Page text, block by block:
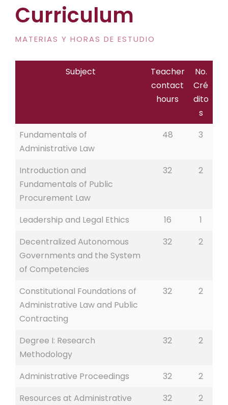
Curriculum
MATERIAS Y HORAS DE ESTUDIO
Subject
Teacher
contact
hours
No.
Cré
dito
s
Fundamentals of
Administrative Law
48 3
Introduction and
Fundamentals of Public
Procurement Law
32 2
Leadership and Legal Ethics 16
1
Decentralized Autonomous
Governments and the System
of Competencies
32 2
Constitutional Foundations of
Administrative Law and Public
Contracting
32 2
Degree I: Research
Methodology
32 2
Administrative Proceedings 32
2
Resources at Administrative
32 2